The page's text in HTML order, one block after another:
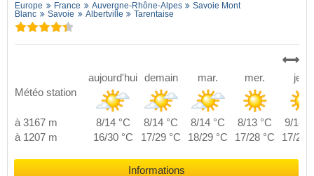
Europe France Auvergne-Rhône-Alpes
Savoie Mont
Blanc
Savoie Albertville Tarentaise
Météo station
aujourd'hui demain mar. mer. jeu.
à 3167 m 8/14 °C 8/14 °C 8/14 °C 8/13 °C
9/14
à 1207 m
16/30 °C 17/29 °C 18/29 °C 17/28 °C 17/29
Informations